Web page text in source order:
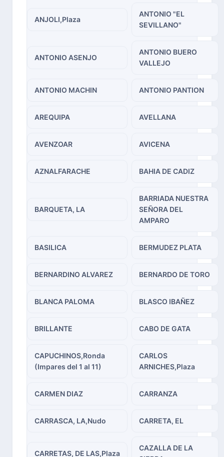
ANJOLI,Plaza
ANTONIO "EL
SEVILLANO"
ANTONIO ASENJO
ANTONIO BUERO
VALLEJO
ANTONIO MACHIN ANTONIO PANTION
AREQUIPA AVELLANA
AVENZOAR AVICENA
AZNALFARACHE BAHIA DE CADIZ
BARQUETA, LA
BARRIADA NUESTRA
SEÑORA DEL
AMPARO
BASILICA BERMUDEZ PLATA
BERNARDINO ALVAREZ BERNARDO DE TORO
BLANCA PALOMA BLASCO IBAÑEZ
BRILLANTE CABO DE GATA
CAPUCHINOS,Ronda
(Impares del 1 al 11)
CARLOS
ARNICHES,Plaza
CARMEN DIAZ CARRANZA
CARRASCA, LA,Nudo CARRETA, EL
CARRETAS, DE LAS,Plaza
CAZALLA DE LA